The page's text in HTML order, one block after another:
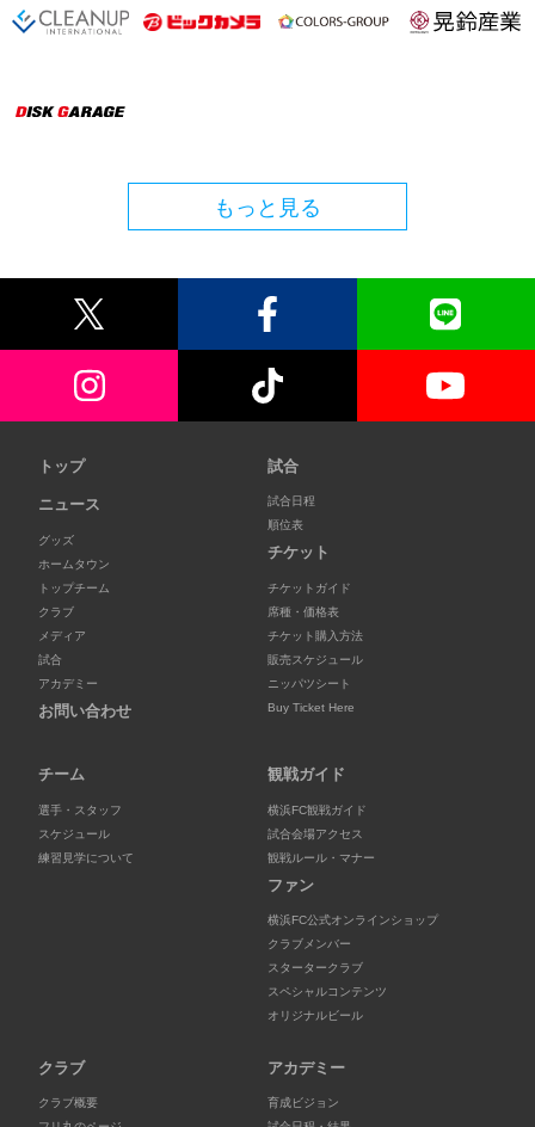
もっと見る
トップ
ニュース
グッズ
ホームタウン
トップチーム
クラブ
メディア
試合
アカデミー
お問い合わせ
試合
試合日程
順位表
チケット
チケットガイド
席種・価格表
チケット購入方法
販売スケジュール
ニッパツシート
Buy Ticket Here
チーム
選手・スタッフ
スケジュール
練習見学について
観戦ガイド
横浜FC観戦ガイド
試合会場アクセス
観戦ルール・マナー
ファン
横浜FC公式オンラインショップ
クラブメンバー
スタータークラブ
スペシャルコンテンツ
オリジナルビール
クラブ
クラブ概要
アカデミー
育成ビジョン